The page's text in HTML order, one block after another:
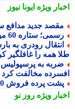
ویژهایونا نیوز
جدید مدافع
ستاره 60 میلیون یورویی رئال مادرید راهی فیورنتینا شد
رودری به
همه را غافلگیر کرد
به پرسپولیس در
مخالفت کرد
پرده فروش 70 میلیاردی گزینه نقل وانتقالاتی پرسپولیس؟
ویژهروز نو